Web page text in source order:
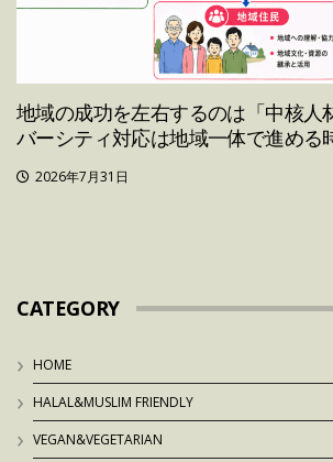
地域の成功を左右するのは「中核人
バーシティ対応は地域一体で進める
2026年7月31日
CATEGORY
HOME
HALAL&MUSLIM FRIENDLY
VEGAN&VEGETARIAN